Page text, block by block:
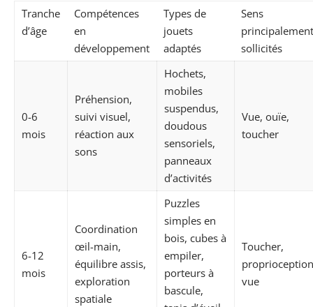
Tranche
d’âge
Compétences
en
développement
Types de
jouets
adaptés
Sens
principalement
sollicités
0-6
mois
Préhension,
suivi visuel,
réaction aux
sons
Hochets,
mobiles
suspendus,
doudous
sensoriels,
panneaux
d’activités
Vue, ouïe,
toucher
6-12
mois
Coordination
œil-main,
équilibre assis,
exploration
spatiale
Puzzles
simples en
bois, cubes à
empiler,
porteurs à
bascule,
Toucher,
vue